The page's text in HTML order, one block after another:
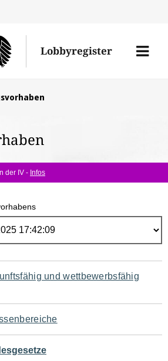
Lobbyregister
Menü
der IV - Infos
und wettbewerbsfähig